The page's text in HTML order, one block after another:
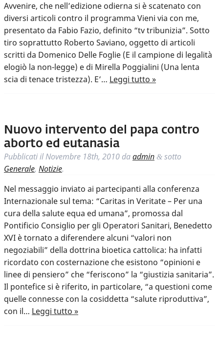
Avvenire, che nell’edizione odierna si è scatenato con
diversi articoli contro il programma Vieni via con me,
presentato da Fabio Fazio, definito “tv tribunizia”. Sotto
tiro soprattutto Roberto Saviano, oggetto di articoli
scritti da Domenico Delle Foglie (E il campione di legalità
elogiò la non-legge) e di Mirella Poggialini (Una lenta
scia di tenace tristezza). E’… Leggi tutto »
Nuovo intervento del papa contro
aborto ed eutanasia
Pubblicati ilNovembre 18th, 2010 daadmin & sotto
Generale, Notizie.
Nel messaggio inviato ai partecipanti alla conferenza
Internazionale sul tema: “Caritas in Veritate – Per una
cura della salute equa ed umana”, promossa dal
Pontificio Consiglio per gli Operatori Sanitari, Benedetto
XVI è tornato a diferendere alcuni “valori non
negoziabili” della dottrina bioetica cattolica: ha infatti
ricordato con costernazione che esistono “opinioni e
linee di pensiero” che “feriscono” la “giustizia sanitaria”.
Il pontefice si è riferito, in particolare, “a questioni come
quelle connesse con la cosiddetta “salute riproduttiva”,
con il… Leggi tutto »